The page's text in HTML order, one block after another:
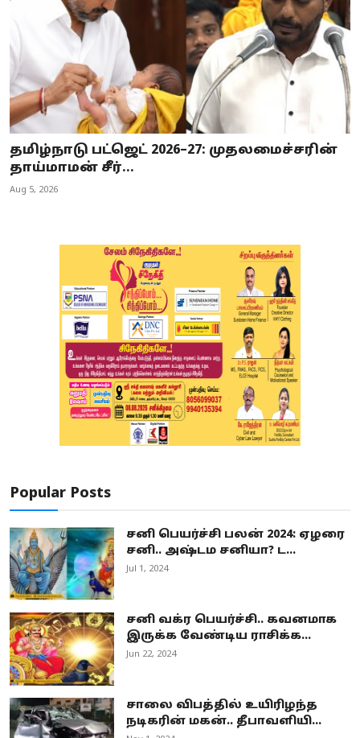
தமிழ்நாடு பட்ஜெட் 2026–27: முதலமைச்சரின்
தாய்மாமன் சீர்...
Aug 5, 2026
Popular Posts
சனி பெயர்ச்சி பலன் 2024: ஏழரை
சனி.. அஷ்டம சனியா? ட...
Jul 1, 2024
சனி வக்ர பெயர்ச்சி.. கவனமாக
இருக்க வேண்டிய ராசிக்க...
Jun 22, 2024
சாலை விபத்தில் உயிரிழந்த
நடிகரின் மகன்.. தீபாவளியி...